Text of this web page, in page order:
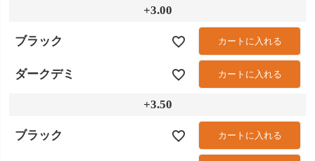
+3.00
ブラック カートに入れる
ダークデミ カートに入れる
+3.50
ブラック カートに入れる